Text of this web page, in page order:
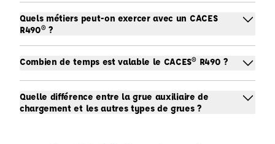
Quels métiers peut-on exercer avec un CACES
R490® ?
Combien de temps est valable le CACES® R490 ?
Quelle différence entre la grue auxiliaire de
chargement et les autres types de grues ?